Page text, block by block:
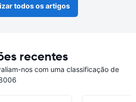
todos os artigos
recentes
nos com uma classificação de